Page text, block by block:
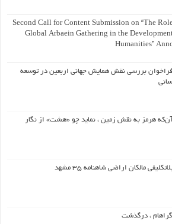
Second Call for Content Submission on “The
Global Arbaein Gathering in the
Humanities”
بررسی نقش همایش جهانی اربعین در توسعه
هرمز به نقش زمین ، نماید چو «هشت» از نگار
مالکان اراضی شاهنامه ۳۵ مشهد
، درگذشت